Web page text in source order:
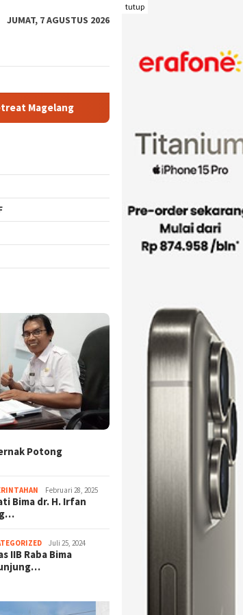
tutup
JUMAT, 7 AGUSTUS 2026
Rutan Kelas IIB Raba Bima Sambut
Potong
Februari 28, 2025
Bima dr. H. Irfan
Juli 25, 2024
IIB Raba Bima